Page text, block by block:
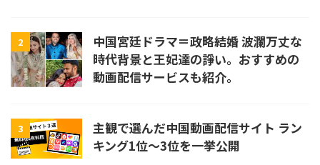
2
中国宮廷ドラマ＝政略結婚 波瀾万丈な
時代背景と王妃達の諍い。おすすめの
動画配信サービスも紹介。
3
主観で選んだ中国動画配信サイト ラン
キング1位〜3位を一挙公開